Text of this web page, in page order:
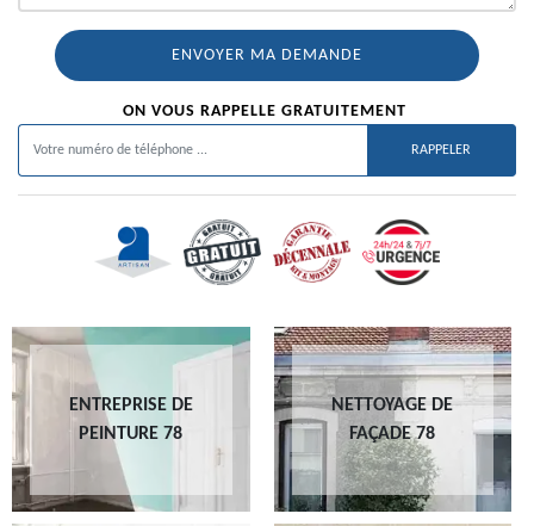
ON VOUS RAPPELLE GRATUITEMENT
ENTREPRISE DE
PEINTURE 78
NETTOYAGE DE
FAÇADE 78